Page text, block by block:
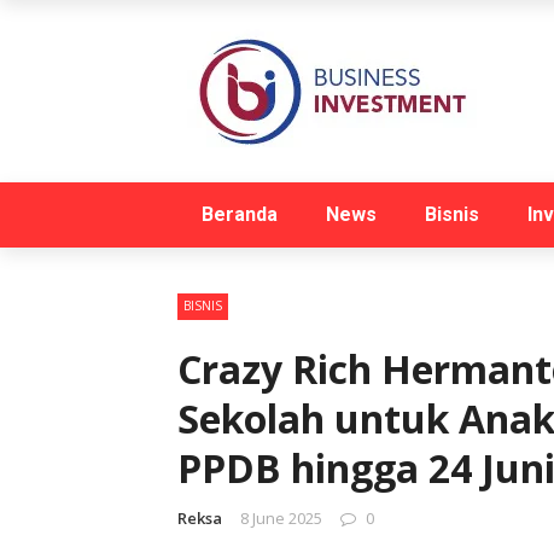
Beranda News Bisnis
BISNIS
Crazy Rich
Sekolah untuk
PPDB hingga 24
Reksa 8 June 2025 0